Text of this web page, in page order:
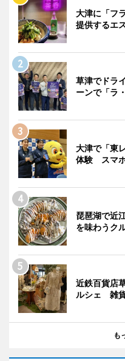
大津に「フ
提供するエ
草津でドラ
ーンで「ラ
大津で「東
体験 スマ
琵琶湖で近
を味わうク
近鉄百貨店
ルシェ 雑
も